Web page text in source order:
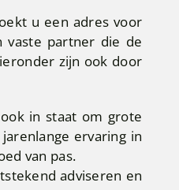
u een adres voor
vaste partner die de
zijn ook door
in staat om grote
ervaring in
van pas.
adviseren en